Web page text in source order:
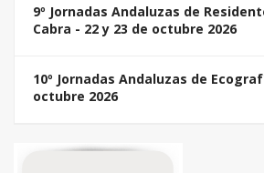
9º Jornadas Andaluzas de
Cabra - 22 y 23 de octubre 2026
10º Jornadas Andaluzas de
octubre 2026